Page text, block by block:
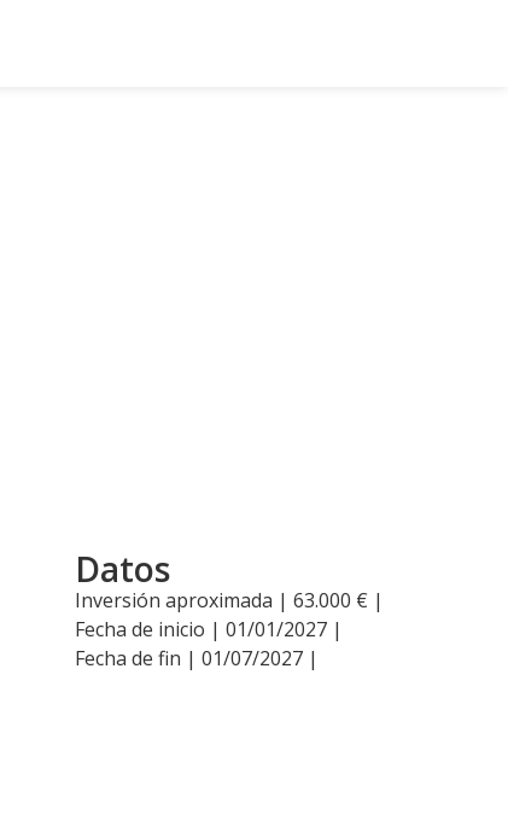
Datos
Inversión aproximada | 63.000 € |
Fecha de inicio | 01/01/2027 |
Fecha de fin | 01/07/2027 |